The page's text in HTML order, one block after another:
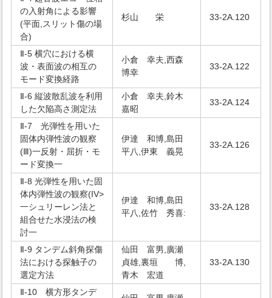
の入射角による影響
(平面,スリット傷の場
合)
杉山 栄 33-2A.120
Ⅱ-5 横穴における横
波・表面波の相互の
モード変換経路
小倉 幸夫,西森
博幸
33-2A.122
Ⅱ-6 縦波散乱波を利用
した欠陥高さ測定法
小倉 幸夫,鈴木
嘉昭
33-2A.124
Ⅱ-7 光弾性を用いた
固体内弾性波の観察
(Ⅲ)一反射・屈折・モ
ード変換一
伊達 和博,島田
平八,伊東 義晃
33-2A.126
Ⅱ-8 光弾性を用いた固
体内弾性波の観察(IV>
一シュリーレン法と
組合せた水浸法の検
討一
伊達 和博,島田
平八,佐竹 秀喜:
33-2A.128
Ⅱ-9 タンデム斜角探傷
法における探触子の
選定方法
仙田 富男,廣瀬
貞雄,裏垣 博,
青木 宏道
33-2A.130
Ⅱ-10 横方形タンデ